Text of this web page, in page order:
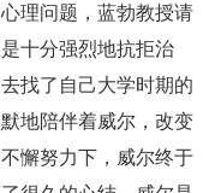
理问题，蓝勃教授请
十分强烈地抗拒治
找了自己大学时期的
地陪伴着威尔，改变
懈努力下，威尔终于